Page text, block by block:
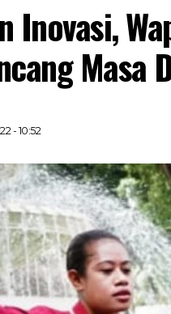
Inovasi,
Masa
- 10:52